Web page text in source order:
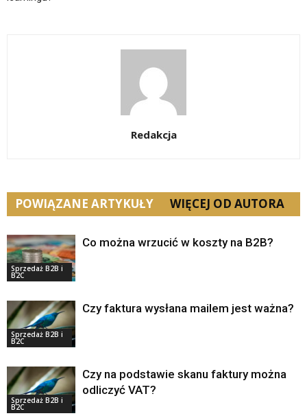
Redakcja
POWIĄZANE ARTYKUŁY WIĘCEJ OD AUTORA
Sprzedaż B2B i
B2C
Co można wrzucić w koszty na B2B?
Sprzedaż B2B i
B2C
Czy faktura wysłana mailem jest ważna?
Sprzedaż B2B i
B2C
Czy na podstawie skanu faktury można
odliczyć VAT?